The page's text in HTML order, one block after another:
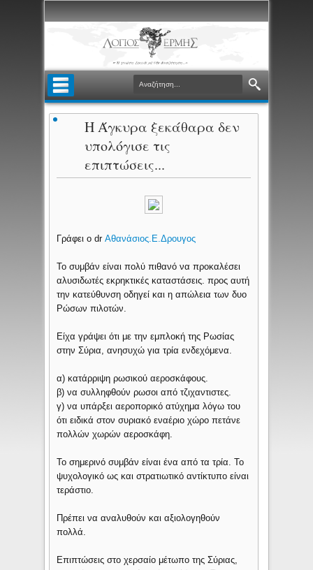
Η Άγκυρα ξεκάθαρα δεν
υπολόγισε τις
επιπτώσεις...
Γράφει ο drΑθανάσιος.Ε.Δρουγος
Το συμβάν είναι πολύ πιθανό να προκαλέσει
αλυσιδωτές εκρηκτικές καταστάσεις. προς αυτή
την κατεύθυνση οδηγεί και η απώλεια των δυο
Ρώσων πιλοτών.
Είχα γράψει ότι με την εμπλοκή της Ρωσίας
στην Σύρια, ανησυχώ για τρία ενδεχόμενα.
α) κατάρριψη ρωσικού αεροσκάφους.
β) να συλληφθούν ρωσοι από τζιχαντιστες.
γ) να υπάρξει αεροπορικό ατύχημα λόγω του
ότι ειδικά στον συριακό εναέριο χώρο πετάνε
πολλών χωρών αεροσκάφη.
Το σημερινό συμβάν είναι ένα από τα τρία. Το
ψυχολογικό ως και στρατιωτικό αντίκτυπο είναι
τεράστιο.
Πρέπει να αναλυθούν και αξιολογηθούν
πολλά.
Επιπτώσεις στο χερσαίο μέτωπο της Σύριας,